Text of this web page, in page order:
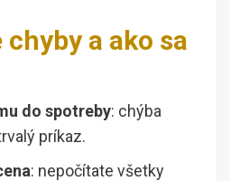
a ako sa
do spotreby: chýba
príkaz.
: nepočítate všetky